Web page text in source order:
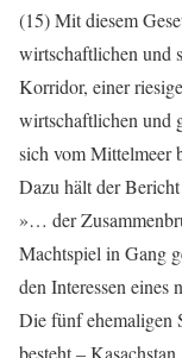
(15) Mit diesem
wirtschaftlichen und
Korridor, einer
wirtschaftlichen und
sich vom Mittelmeer
Dazu hält der
»… der
Machtspiel in Gang
den Interessen eines
Die fünf ehemaligen
besteht –